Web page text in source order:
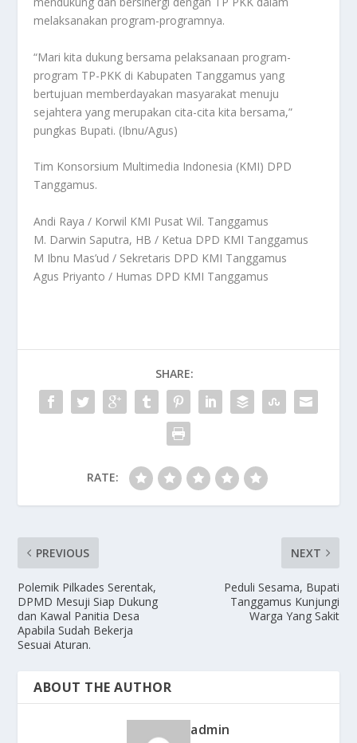
melaksanakan program-programnya.
“Mari kita dukung bersama pelaksanaan program-
program TP-PKK di Kabupaten Tanggamus yang
bertujuan memberdayakan masyarakat menuju
sejahtera yang merupakan cita-cita kita bersama,”
pungkas Bupati. (Ibnu/Agus)
Tim Konsorsium Multimedia Indonesia (KMI) DPD
Tanggamus.
Andi Raya / Korwil KMI Pusat Wil. Tanggamus
M. Darwin Saputra, HB / Ketua DPD KMI Tanggamus
M Ibnu Mas’ud / Sekretaris DPD KMI Tanggamus
Agus Priyanto / Humas DPD KMI Tanggamus
SHARE:
RATE:
PREVIOUS
Polemik Pilkades Serentak,
DPMD Mesuji Siap Dukung
dan Kawal Panitia Desa
Apabila Sudah Bekerja
Sesuai Aturan.
NEXT
Peduli Sesama, Bupati
Tanggamus Kunjungi
Warga Yang Sakit
ABOUT THE AUTHOR
admin